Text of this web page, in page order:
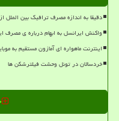
دقیقا به اندازه مصرف ترافیک بین
واکنش ایرانسل به ابهام درباره ی مصرف
اینترنت ماهواره ای آمازون مستقیم به
خردسالان در تونل وحشت فیلترشکن ها